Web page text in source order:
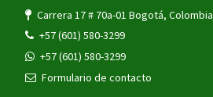
Carrera 17 # 70a-01 Bogotá, Colombia
+57 (601) 580-3299
+57 (601) 580-3299
Formulario de contacto